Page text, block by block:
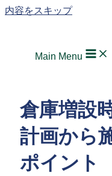
内容をスキップ
Main Menu
倉庫増設
計画から
ポイント